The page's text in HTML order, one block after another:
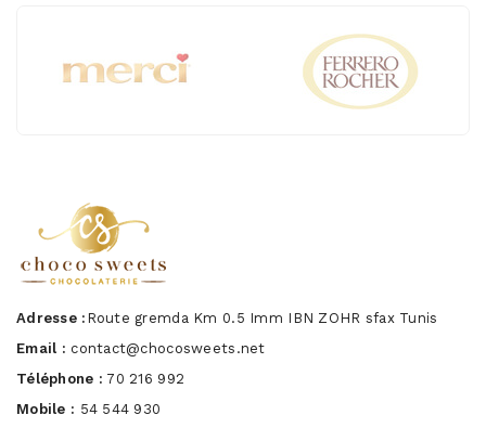
Adresse : Route gremda Km 0.5 Imm IBN ZOHR sfax Tunis
Email : contact@chocosweets.net
Téléphone : 70 216 992
Mobile : 54 544 930